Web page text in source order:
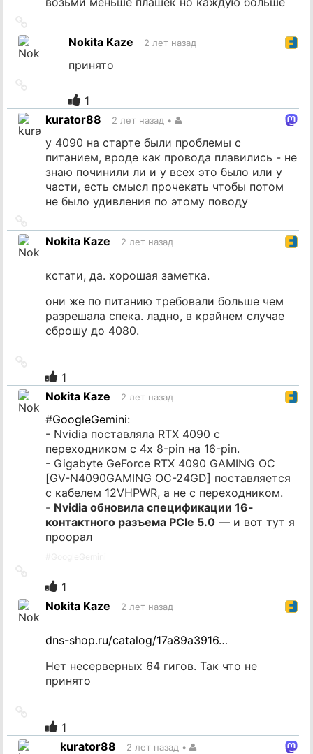
на
источникNokita Kaze 2 лет назад
принято
источник
1
kurator88
2 лет назад •
у 4090 на старте были проблемы с
питанием, вроде как провода плавились - не
знаю починили ли и у всех это было или у
части, есть смысл прочекать чтобы потом
не было удивления по этому поводу
на
источник
Nokita Kaze 2 лет назад
кстати, да. хорошая заметка.
они же по питанию требовали больше чем
разрешала спека. ладно, в крайнем случае
сброшу до 4080.
источник
1
Nokita Kaze
2 лет назад
#GoogleGemini:
- Nvidia поставляла RTX 4090 с
переходником с 4х 8-pin на 16-pin.
- Gigabyte GeForce RTX 4090 GAMING OC
[GV-N4090GAMING OC-24GD] поставляется
с кабелем 12VHPWR, а не с переходником.
- Nvidia обновила спецификации 16-
контактного разъема PCIe 5.0 — и вот тут я
проорал
источник
1
Nokita Kaze
2 лет назад
dns-shop.ru/catalog/17a89a3916…
Нет несерверных 64 гигов. Так что не
принято
источник
1
kurator88
2 лет назад •